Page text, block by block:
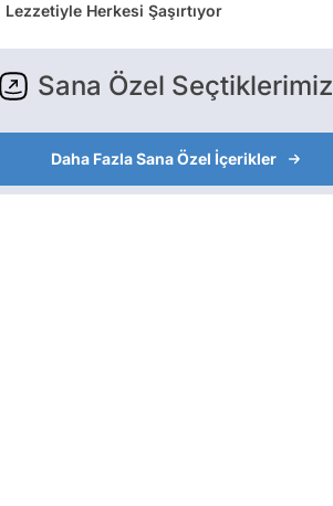
Lezzetiyle Herkesi Şaşırtıyor
Sana Özel Seçtiklerimiz
Daha Fazla Sana Özel İçerikler